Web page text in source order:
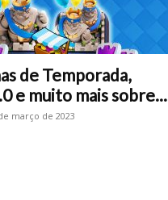
de Temporada,
e muito mais sobre...
março de 2023